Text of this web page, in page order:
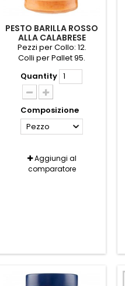
PESTO BARILLA ROSSO
ALLA CALABRESE
GR.190
Pezzi per Collo: 12.
Colli per Pallet 95.
Quantity
Composizione
Pezzo
Aggiungi al
comparatore